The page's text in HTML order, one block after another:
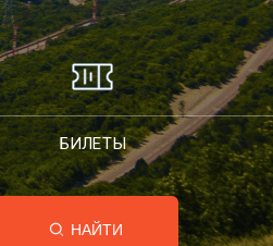
БИЛЕТЫ
НАЙТИ